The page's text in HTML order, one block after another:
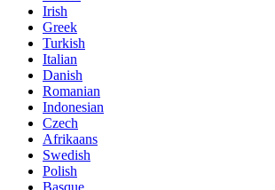
Irish
Greek
Turkish
Italian
Danish
Romanian
Indonesian
Czech
Afrikaans
Swedish
Polish
Basque